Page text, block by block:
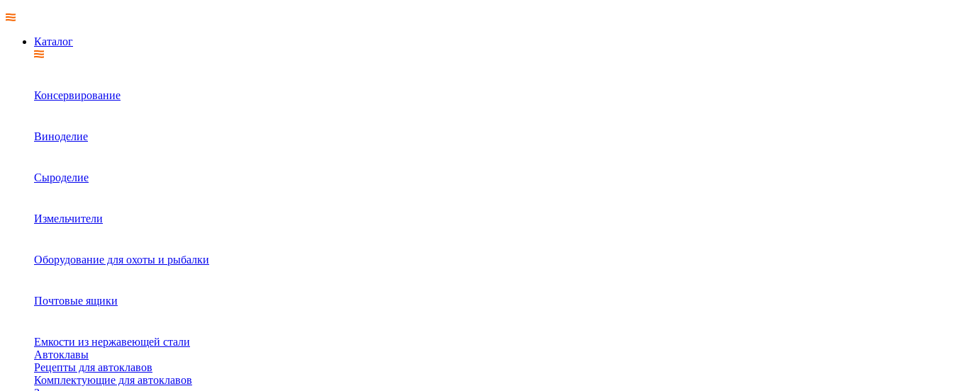
Каталог
Консервирование
Виноделие
Сыроделие
Измельчители
Оборудование для охоты и рыбалки
Почтовые ящики
Емкости из нержавеющей стали
Автоклавы
Рецепты для автоклавов
Комплектующие для автоклавов